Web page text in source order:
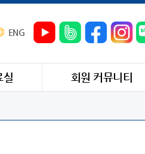
ENG
실 회원 커뮤니티